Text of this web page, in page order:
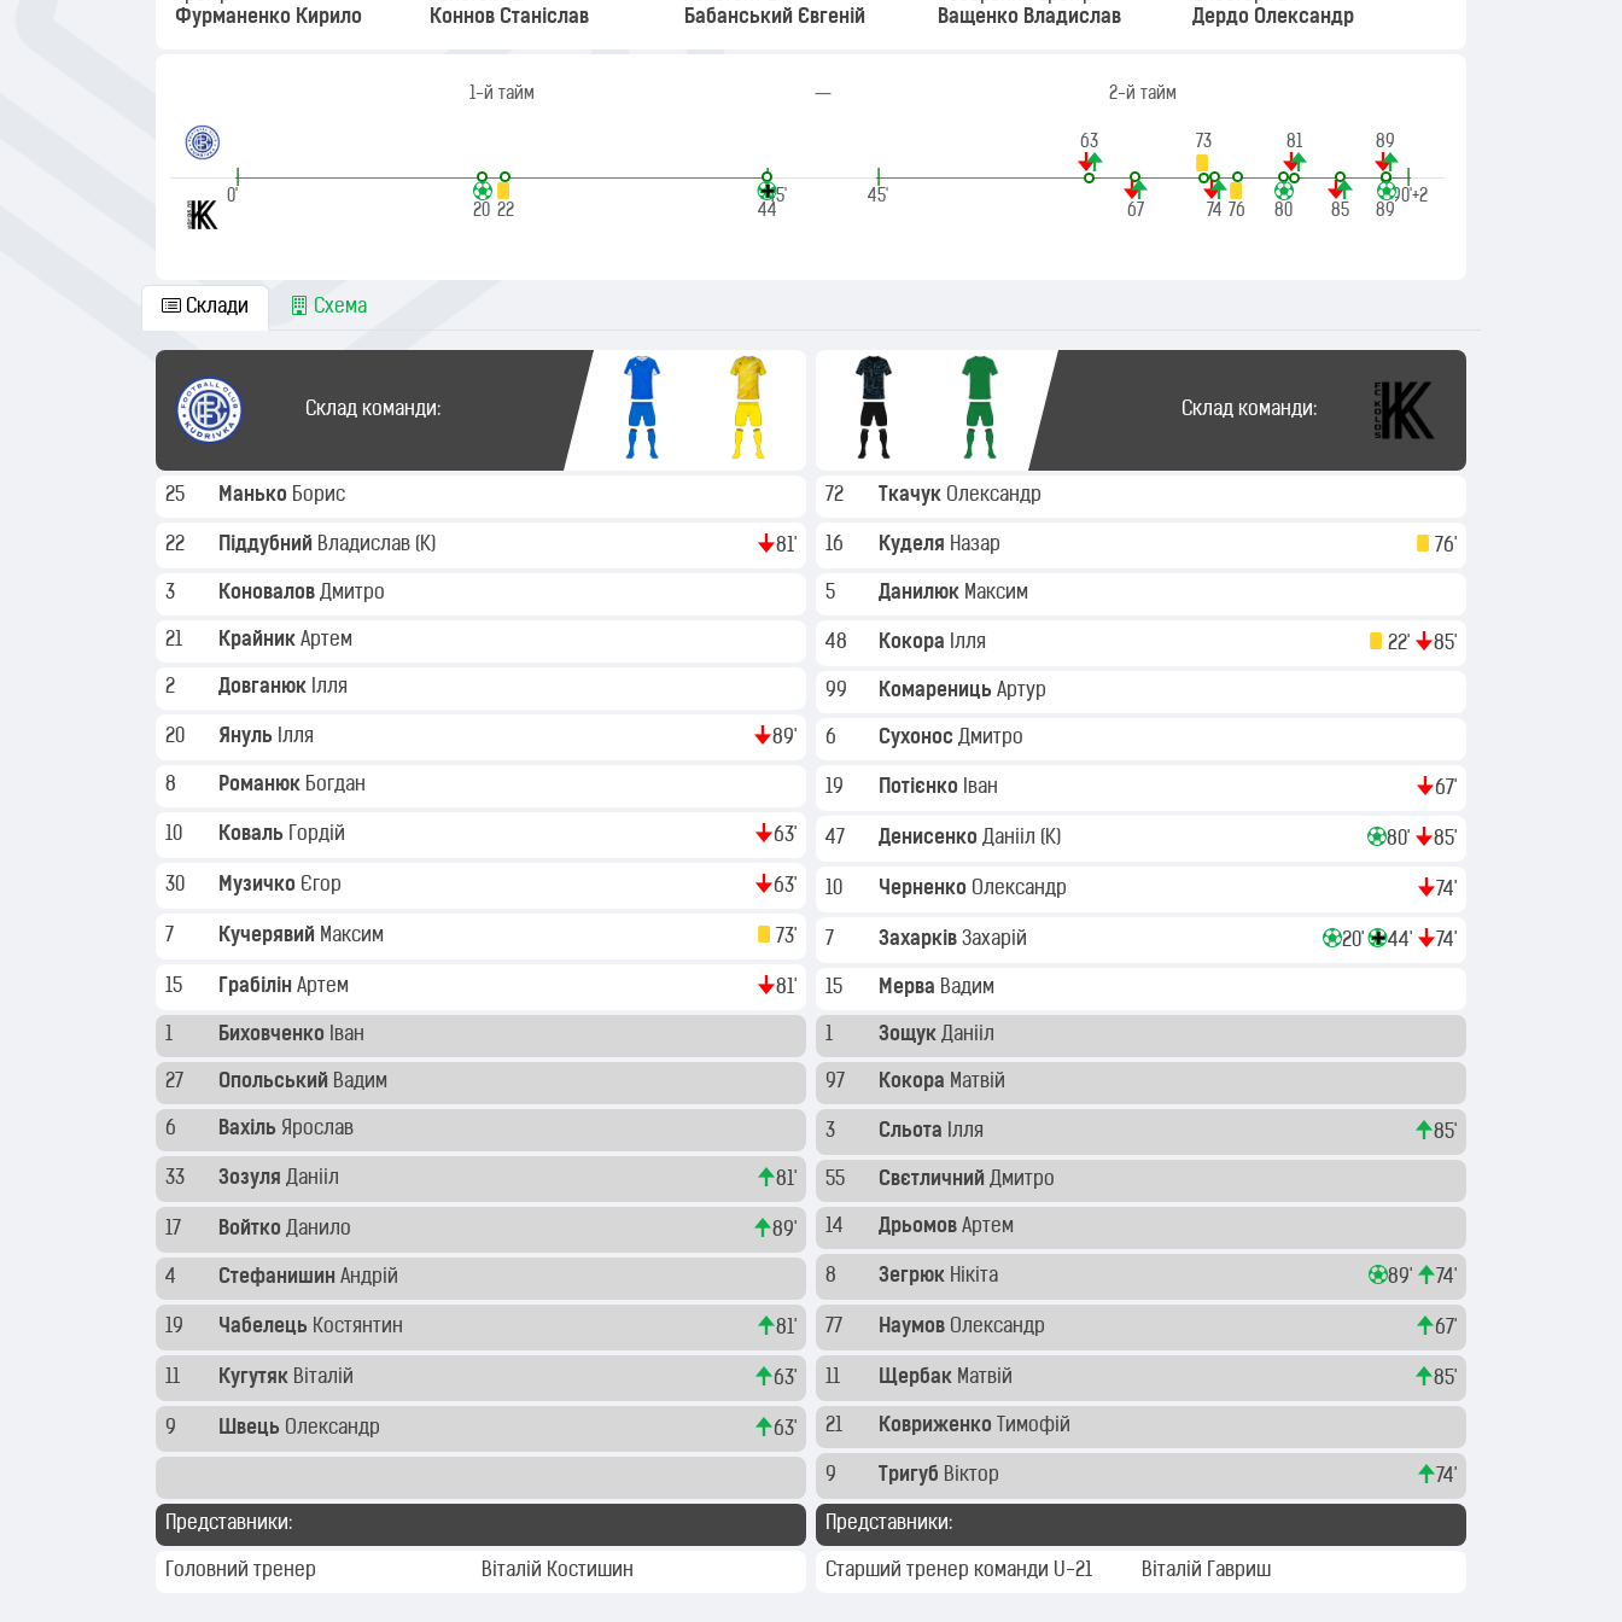
Фурманенко Кирило
Коннов Станіслав
Бабанський Євгеній
Ващенко Владислав
Дердо Олександр
1-й тайм
|
0'
20 22 44
|
45'
— 2-й тайм
63 73 81 89
|
45'
67
74 76 80 85 89
|
90'+2
Склади Схема
Склад команди:
25 Манько Борис
22 Піддубний Владислав (K) 81'
3 Коновалов Дмитро
21 Крайник Артем
2 Довганюк Ілля
20 Януль Ілля 89'
8 Романюк Богдан
10 Коваль Гордій 63'
30 Музичко Єгор 63'
7 Кучерявий Максим 73'
15 Грабілін Артем 81'
1 Биховченко Іван
27 Опольський Вадим
6 Вахіль Ярослав
33 Зозуля Данііл 81'
17 Войтко Данило 89'
4 Стефанишин Андрій
19 Чабелець Костянтин 81'
11 Кугутяк Віталій 63'
9 Швець Олександр 63'
Представники:
Головний тренер Віталій Костишин
Склад команди:
72 Ткачук Олександр
16 Куделя Назар 76'
5 Данилюк Максим
48 Кокора Ілля 22' 85'
99 Комарениць Артур
6 Сухонос Дмитро
19 Потієнко Іван 67'
47 Денисенко Данііл (K) 80' 85'
10 Черненко Олександр 74'
7 Захарків Захарій 20' 44' 74'
15 Мерва Вадим
1 Зощук Данііл
97 Кокора Матвій
3 Сльота Ілля 85'
55 Свєтличний Дмитро
14 Дрьомов Артем
8 Зегрюк Нікіта 89' 74'
77 Наумов Олександр 67'
11 Щербак Матвій 85'
21 Ковриженко Тимофій
9 Тригуб Віктор 74'
Представники:
Старший тренер команди U-21 Віталій Гавриш